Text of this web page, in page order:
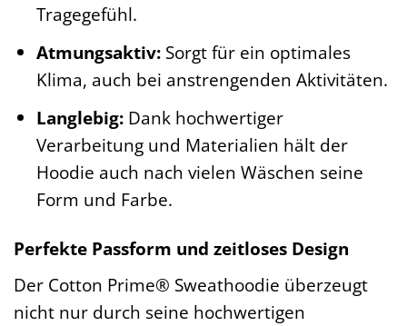
Tragegefühl.
Atmungsaktiv:Sorgt für ein optimales
Klima, auch bei anstrengenden Aktivitäten.
Langlebig:Dank hochwertiger
Verarbeitung und Materialien hält der
Hoodie auch nach vielen Wäschen seine
Form und Farbe.
Perfekte Passform und zeitloses Design
Der Cotton Prime® Sweathoodie überzeugt
nicht nur durch seine hochwertigen